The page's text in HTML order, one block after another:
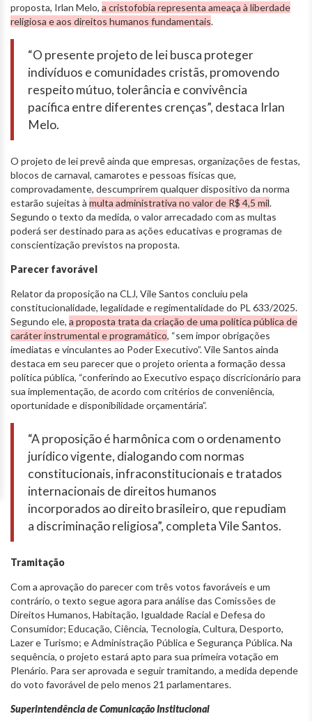
proposta, Irlan Melo, a cristofobia representa ameaça à liberdade
religiosa e aos direitos humanos fundamentais.
“O presente projeto de lei busca proteger
indivíduos e comunidades cristãs, promovendo
respeito mútuo, tolerância e convivência
pacífica entre diferentes crenças”, destaca Irlan
Melo.
O projeto de lei prevê ainda que empresas, organizações de festas,
blocos de carnaval, camarotes e pessoas físicas que,
comprovadamente, descumprirem qualquer dispositivo da norma
estarão sujeitas à multa administrativa no valor de R$ 4,5 mil.
Segundo o texto da medida, o valor arrecadado com as multas
poderá ser destinado para as ações educativas e programas de
conscientização previstos na proposta.
Parecer favorável
Relator da proposição na CLJ, Vile Santos concluiu pela
constitucionalidade, legalidade e regimentalidade do PL 633/2025.
Segundo ele, a proposta trata da criação de uma política pública de
caráter instrumental e programático, “sem impor obrigações
imediatas e vinculantes ao Poder Executivo”. Vile Santos ainda
destaca em seu parecer que o projeto orienta a formação dessa
política pública, “conferindo ao Executivo espaço discricionário para
sua implementação, de acordo com critérios de conveniência,
oportunidade e disponibilidade orçamentária”.
“A proposição é harmônica com o ordenamento
jurídico vigente, dialogando com normas
constitucionais, infraconstitucionais e tratados
internacionais de direitos humanos
incorporados ao direito brasileiro, que repudiam
a discriminação religiosa”, completa Vile Santos.
Tramitação
Com a aprovação do parecer com três votos favoráveis e um
contrário, o texto segue agora para análise das Comissões de
Direitos Humanos, Habitação, Igualdade Racial e Defesa do
Consumidor; Educação, Ciência, Tecnologia, Cultura, Desporto,
Lazer e Turismo; e Administração Pública e Segurança Pública. Na
sequência, o projeto estará apto para sua primeira votação em
Plenário. Para ser aprovada e seguir tramitando, a medida depende
do voto favorável de pelo menos 21 parlamentares.
Superintendência de Comunicação Institucional